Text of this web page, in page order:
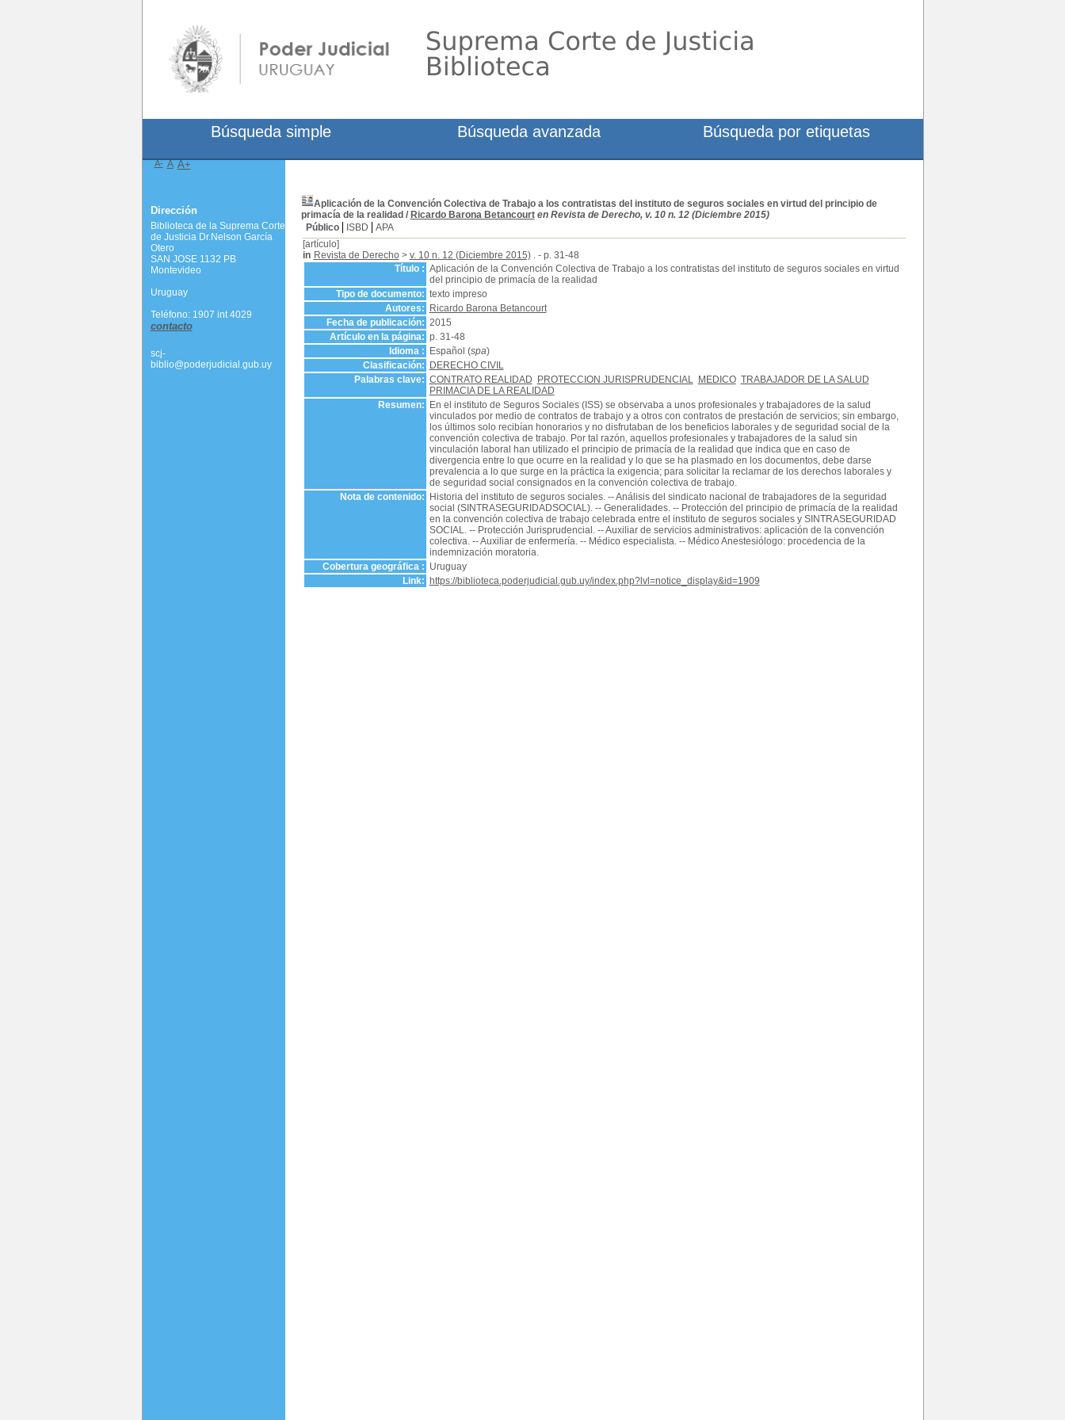
Aplicación de la Convención Colectiva de Trabajo a los contratistas del instituto de seguros sociales en virtud del principio de
primacía de la realidad / Ricardo Barona Betancourt en Revista de Derecho, v. 10 n. 12 (Diciembre 2015)
Público
ISBD
APA
[artículo]
in Revista de Derecho> v. 10 n. 12 (Diciembre 2015). - p. 31-48
Título : Aplicación de la Convención Colectiva de Trabajo a los contratistas del instituto de seguros sociales en virtud
del principio de primacía de la realidad
Tipo de documento: texto impreso
Autores:
Ricardo Barona Betancourt
Fecha de publicación: 2015
Artículo en la página: p. 31-48
Idioma :
Español (spa)
Clasificación:
DERECHO CIVIL
Palabras clave: CONTRATO REALIDAD PROTECCION JURISPRUDENCIAL MEDICO TRABAJADOR DE LA SALUD
PRIMACIA DE LA REALIDAD
Resumen:
En el instituto de Seguros Sociales (ISS) se observaba a unos profesionales y trabajadores de la salud
vinculados por medio de contratos de trabajo y a otros con contratos de prestación de servicios; sin embargo,
los últimos solo recibían honorarios y no disfrutaban de los beneficios laborales y de seguridad social de la
convención colectiva de trabajo. Por tal razón, aquellos profesionales y trabajadores de la salud sin
vinculación laboral han utilizado el principio de primacía de la realidad que indica que en caso de
divergencia entre lo que ocurre en la realidad y lo que se ha plasmado en los documentos, debe darse
prevalencia a lo que surge en la práctica la exigencia; para solicitar la reclamar de los derechos laborales y
de seguridad social consignados en la convención colectiva de trabajo.
Nota de contenido:
Historia del instituto de seguros sociales. -- Análisis del sindicato nacional de trabajadores de la seguridad
social (SINTRASEGURIDADSOCIAL). -- Generalidades. -- Protección del principio de primacía de la realidad
en la convención colectiva de trabajo celebrada entre el instituto de seguros sociales y SINTRASEGURIDAD
SOCIAL. -- Protección Jurisprudencial. -- Auxiliar de servicios administrativos: aplicación de la convención
colectiva. -- Auxiliar de enfermería. -- Médico especialista. -- Médico Anestesiólogo: procedencia de la
indemnización moratoria.
Cobertura geográfica : Uruguay
Link:
https://biblioteca.poderjudicial.gub.uy/index.php?lvl=notice_display&id=1909
Búsqueda simple Búsqueda avanzada Búsqueda por etiquetas
A- A A+
Dirección
Biblioteca de la Suprema Corte
de Justicia Dr.Nelson García
Otero
SAN JOSE 1132 PB
Montevideo
Uruguay
Teléfono: 1907 int 4029
contacto
scj-
biblio@poderjudicial.gub.uy